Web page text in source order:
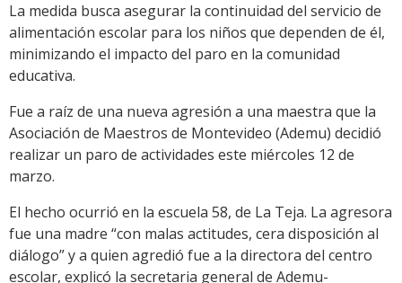
La medida busca asegurar la continuidad del servicio de
alimentación escolar para los niños que dependen de él,
minimizando el impacto del paro en la comunidad
educativa.
Fue a raíz de una nueva agresión a una maestra que la
Asociación de Maestros de Montevideo (Ademu) decidió
realizar un paro de actividades este miércoles 12 de
marzo.
El hecho ocurrió en la escuela 58, de La Teja. La agresora
fue una madre “con malas actitudes, cera disposición al
diálogo” y a quien agredió fue a la directora del centro
escolar, explicó la secretaria general de Ademu-